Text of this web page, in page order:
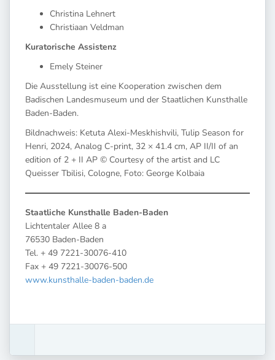
Christina Lehnert
Christiaan Veldman
Kuratorische Assistenz
Emely Steiner
Die Ausstellung ist eine Kooperation zwischen dem
Badischen Landesmuseum und der Staatlichen Kunsthalle
Baden-Baden.
Bildnachweis: Ketuta Alexi-Meskhishvili, Tulip Season for
Henri, 2024, Analog C-print, 32 × 41.4 cm, AP II/II of an
edition of 2 + II AP © Courtesy of the artist and LC
Queisser Tbilisi, Cologne, Foto: George Kolbaia
Staatliche Kunsthalle Baden-Baden
Lichtentaler Allee 8 a
76530 Baden-Baden
Tel. + 49 7221-30076-410
Fax + 49 7221-30076-500
www.kunsthalle-baden-baden.de